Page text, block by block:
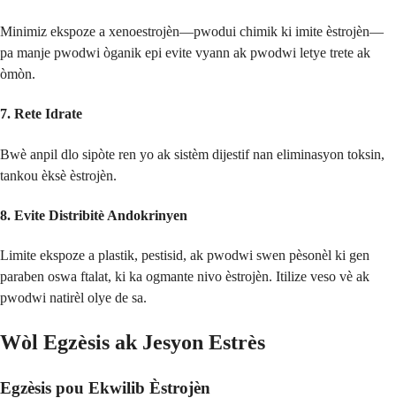
Minimiz ekspoze a xenoestrojèn—pwodui chimik ki imite èstrojèn—
pa manje pwodwi òganik epi evite vyann ak pwodwi letye trete ak
òmòn.
7. Rete Idrate
Bwè anpil dlo sipòte ren yo ak sistèm dijestif nan eliminasyon toksin,
tankou èksè èstrojèn.
8. Evite Distribitè Andokrinyen
Limite ekspoze a plastik, pestisid, ak pwodwi swen pèsonèl ki gen
paraben oswa ftalat, ki ka ogmante nivo èstrojèn. Itilize veso vè ak
pwodwi natirèl olye de sa.
Wòl Egzèsis ak Jesyon Estrès
Egzèsis pou Ekwilib Èstrojèn